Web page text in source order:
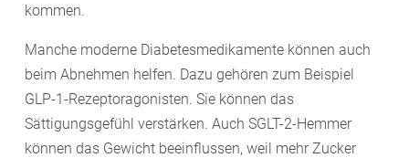
kommen.
Manche moderne Diabetesmedikamente können auch
beim Abnehmen helfen. Dazu gehören zum Beispiel
GLP-1-Rezeptoragonisten. Sie können das
Sättigungsgefühl verstärken. Auch SGLT-2-Hemmer
können das Gewicht beeinflussen, weil mehr Zucker